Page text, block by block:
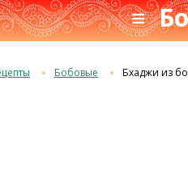
≡
Бобовые Бхаджи из